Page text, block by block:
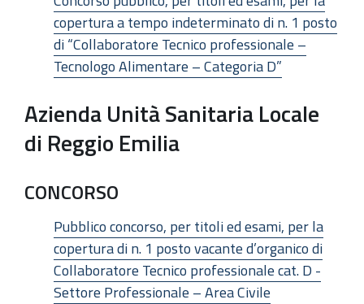
copertura a tempo indeterminato di n. 1 posto
di “Collaboratore Tecnico professionale –
Tecnologo Alimentare – Categoria D”
Azienda Unità Sanitaria Locale
di Reggio Emilia
CONCORSO
Pubblico concorso, per titoli ed esami, per la
copertura di n. 1 posto vacante d’organico di
Collaboratore Tecnico professionale cat. D -
Settore Professionale – Area Civile